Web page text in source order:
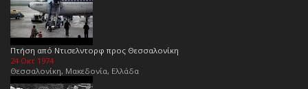
Πτήση από Ντισελντορφ προς Θεσσαλονίκη
24 Οκτ 1974
Θεσσαλονίκη, Μακεδονία, Ελλάδα